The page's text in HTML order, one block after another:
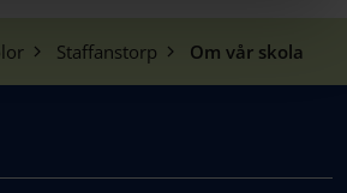
Staffanstorp Om vår skola